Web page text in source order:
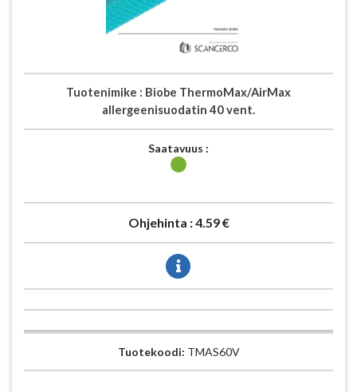
Tuotenimike : Biobe ThermoMax/AirMax
allergeenisuodatin 40 vent.
Saatavuus :
Ohjehinta :4.59 €
Tuotekoodi: TMAS60V